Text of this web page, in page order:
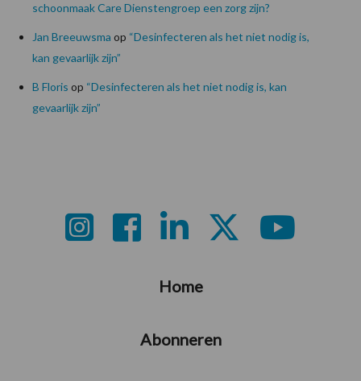
schoonmaak Care Dienstengroep een zorg zijn?
Jan Breeuwsma op “Desinfecteren als het niet nodig is,
kan gevaarlijk zijn”
B Floris op “Desinfecteren als het niet nodig is, kan
gevaarlijk zijn”
Footer
Home
Abonneren